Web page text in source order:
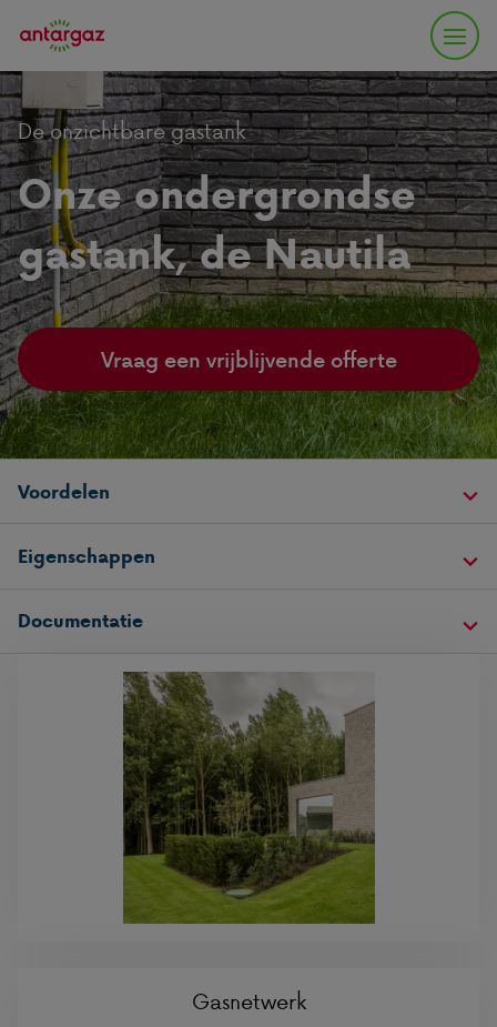
De onzichtbare gastank
Onze ondergrondse
gastank, de Nautila
Vraag een vrijblijvende offerte
Voordelen
Eigenschappen
Documentatie
Gasnetwerk